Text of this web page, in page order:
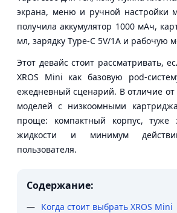
экрана, меню и ручной настройки
получила аккумулятор 1000 мАч,
мл, зарядку Type-C 5V/1A и рабочую
Этот девайс стоит рассматривать,
XROS Mini как базовую pod-
ежедневный сценарий. В отличие
моделей с низкоомными
проще: компактный корпус, туже
жидкости и минимум
пользователя.
Содержание:
Когда стоит выбрать XROS Mini